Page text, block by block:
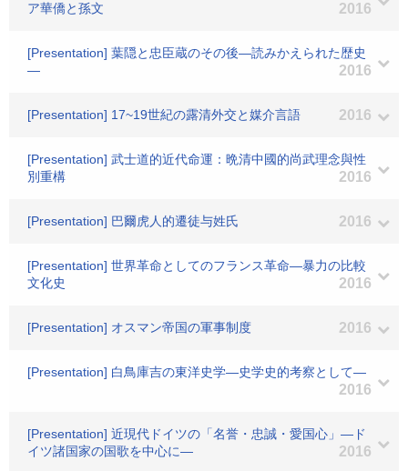
ア華僑と孫文
2016
[Presentation] 葉隠と忠臣蔵のその後―読みかえられた歴史
―
2016
[Presentation] 17~19世紀の露清外交と媒介言語 2016
[Presentation] 武士道的近代命運：晩清中國的尚武理念與性
別重構
2016
[Presentation] 巴爾虎人的遷徒与姓氏 2016
[Presentation] 世界革命としてのフランス革命―暴力の比較
文化史
2016
[Presentation] オスマン帝国の軍事制度 2016
[Presentation] 白鳥庫吉の東洋史学―史学史的考察として―
2016
[Presentation] 近現代ドイツの「名誉・忠誠・愛国心」―ド
イツ諸国家の国歌を中心に―
2016